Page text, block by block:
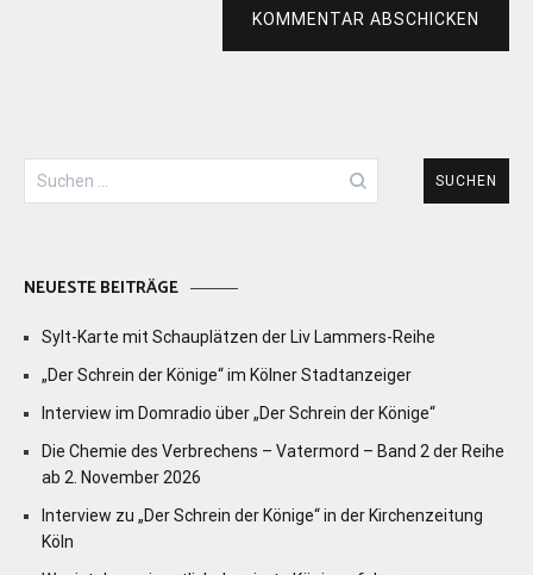
KOMMENTAR ABSCHICKEN
Suchen
nach:
NEUESTE BEITRÄGE
Sylt-Karte mit Schauplätzen der Liv Lammers-Reihe
„Der Schrein der Könige“ im Kölner Stadtanzeiger
Interview im Domradio über „Der Schrein der Könige“
Die Chemie des Verbrechens – Vatermord – Band 2 der Reihe
ab 2. November 2026
Interview zu „Der Schrein der Könige“ in der Kirchenzeitung
Köln